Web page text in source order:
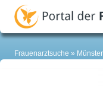
Frauenarztsuche Münster